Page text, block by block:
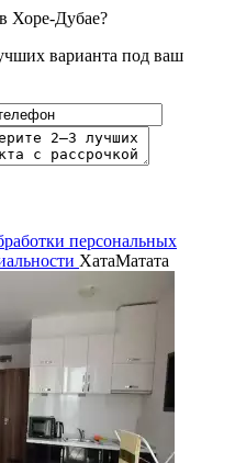
Хоре-Дубае?
варианта под ваш
персональных
ХатаМатата